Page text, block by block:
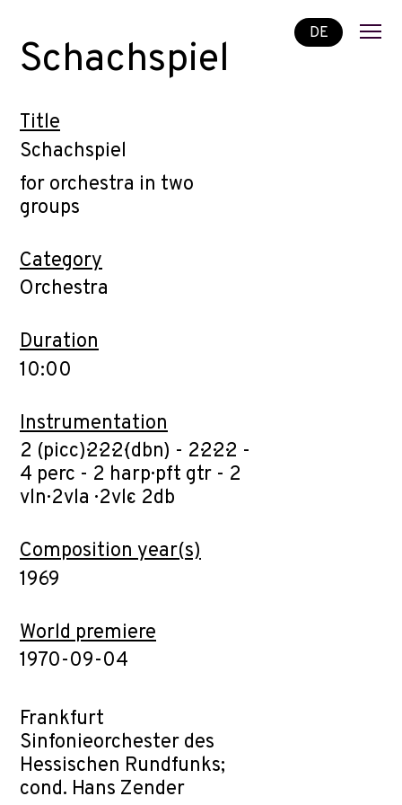
DE
Schachspiel
Title
Schachspiel
for orchestra in two
groups
Category
Orchestra
Duration
10:00
Instrumentation
2 (picc)·2·2·2·(dbn) - 2·2·2·2 -
4 perc - 2 harp· pft· gtr - 2
vln· 2vla · 2vlc· 2db
Composition year(s)
1969
World premiere
1970-09-04
Frankfurt
Sinfonieorchester des
Hessischen Rundfunks;
cond. Hans Zender